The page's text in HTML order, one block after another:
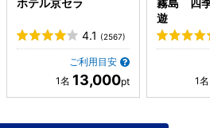
ホテル京セラ
4.1 (2567)
ご利用目安
13,000
霧島 四
遊